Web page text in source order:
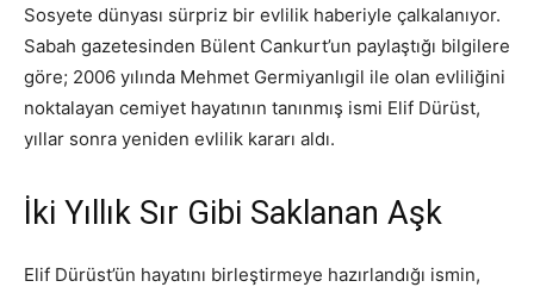
Sosyete dünyası sürpriz bir evlilik haberiyle çalkalanıyor.
Sabah gazetesinden Bülent Cankurt’un paylaştığı bilgilere
göre; 2006 yılında Mehmet Germiyanlıgil ile olan evliliğini
noktalayan cemiyet hayatının tanınmış ismi Elif Dürüst,
yıllar sonra yeniden evlilik kararı aldı.
İki Yıllık Sır Gibi Saklanan Aşk
Elif Dürüst’ün hayatını birleştirmeye hazırlandığı ismin,